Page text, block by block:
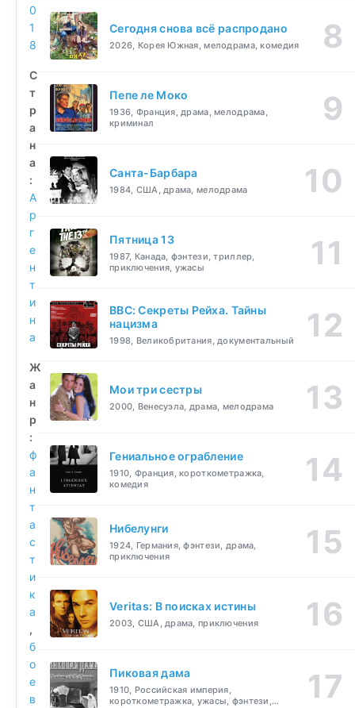
0
1
8
С
т
р
а
н
а
:
А
р
г
е
н
т
и
н
а
Ж
а
н
р
:
ф
а
н
т
а
с
т
и
к
а
,
б
о
е
в
Сегодня снова всё распродано
2026, Корея Южная, мелодрама, комедия
Пепе ле Моко
1936, Франция, драма, мелодрама,
криминал
Санта-Барбара
1984, США, драма, мелодрама
Пятница 13
1987, Канада, фэнтези, триллер,
приключения, ужасы
BBC: Секреты Рейха. Тайны
нацизма
1998, Великобритания, документальный
Мои три сестры
2000, Венесуэла, драма, мелодрама
Гениальное ограбление
1910, Франция, короткометражка,
комедия
Нибелунги
1924, Германия, фэнтези, драма,
приключения
Veritas: В поисках истины
2003, США, драма, приключения
Пиковая дама
1910, Российская империя,
короткометражка, ужасы, фэнтези,